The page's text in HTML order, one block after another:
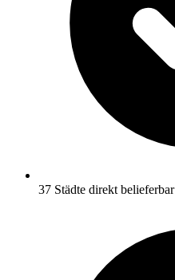
37 Städte direkt belieferbar